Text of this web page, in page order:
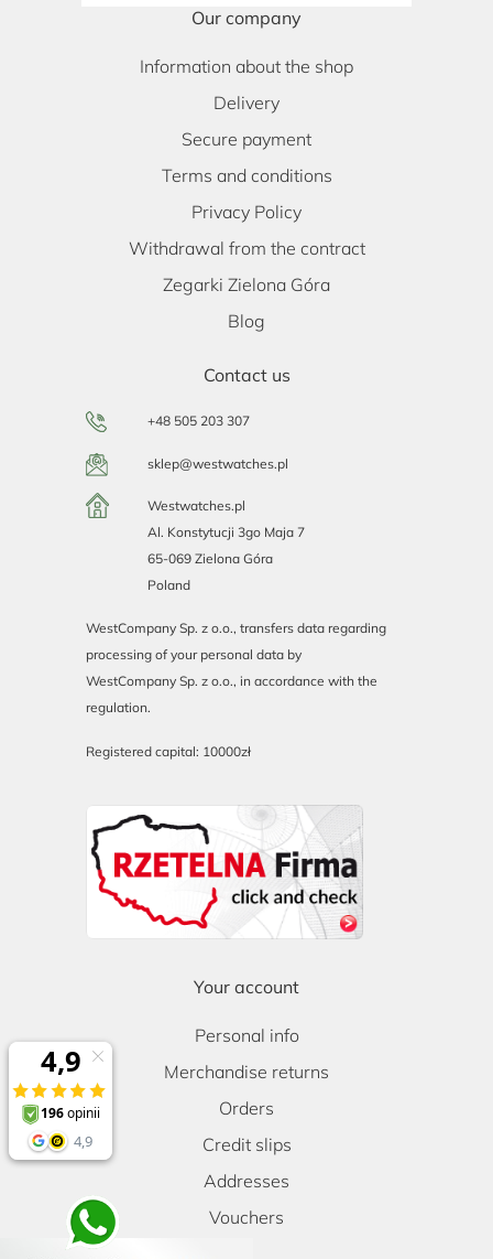
Our company
Information about the shop
Delivery
Secure payment
Terms and conditions
Privacy Policy
Withdrawal from the contract
Zegarki Zielona Góra
Blog
Contact us
+48 505 203 307
sklep@westwatches.pl
Westwatches.pl
Al. Konstytucji 3go Maja 7
65-069 Zielona Góra
Poland
WestCompany Sp. z o.o., transfers data regarding
processing of your personal data by
WestCompany Sp. z o.o., in accordance with the
regulation.
Registered capital: 10000zł
Your account
Personal info
Merchandise returns
Orders
Credit slips
Addresses
Vouchers